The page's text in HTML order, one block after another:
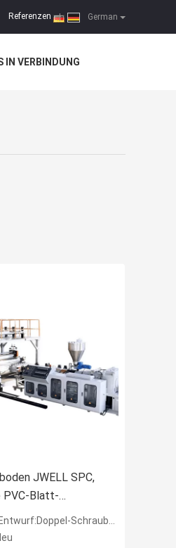
German
Referenzen |
IN VERBINDUNG
JWELL SPC,
PVC-Blatt-
Linien macht
Schraube, Einzel-Schraube